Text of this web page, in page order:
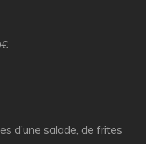
d’une salade, de frites